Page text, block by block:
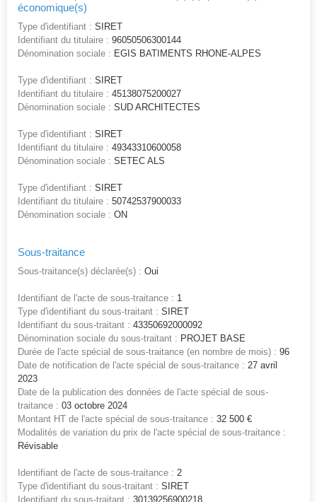
économique(s)
Type d'identifiant : SIRET
Identifiant du titulaire : 96050506300144
Dénomination sociale : EGIS BATIMENTS RHONE-ALPES
Type d'identifiant : SIRET
Identifiant du titulaire : 45138075200027
Dénomination sociale : SUD ARCHITECTES
Type d'identifiant : SIRET
Identifiant du titulaire : 49343310600058
Dénomination sociale : SETEC ALS
Type d'identifiant : SIRET
Identifiant du titulaire : 50742537900033
Dénomination sociale : ON
Sous-traitance
Sous-traitance(s) déclarée(s) : Oui
Identifiant de l'acte de sous-traitance : 1
Type d'identifiant du sous-traitant : SIRET
Identifiant du sous-traitant : 43350692000092
Dénomination sociale du sous-traitant : PROJET BASE
Durée de l'acte spécial de sous-traitance (en nombre de mois) : 96
Date de notification de l'acte spécial de sous-traitance : 27 avril
2023
Date de la publication des données de l'acte spécial de sous-
traitance : 03 octobre 2024
Montant HT de l'acte spécial de sous-traitance : 32 500 €
Modalités de variation du prix de l'acte spécial de sous-traitance :
Révisable
Identifiant de l'acte de sous-traitance : 2
Type d'identifiant du sous-traitant : SIRET
Identifiant du sous-traitant : 30139256900218